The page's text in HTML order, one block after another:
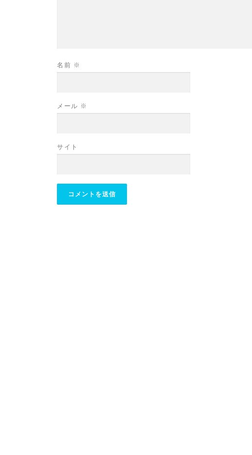
名前 ※
メール ※
サイト